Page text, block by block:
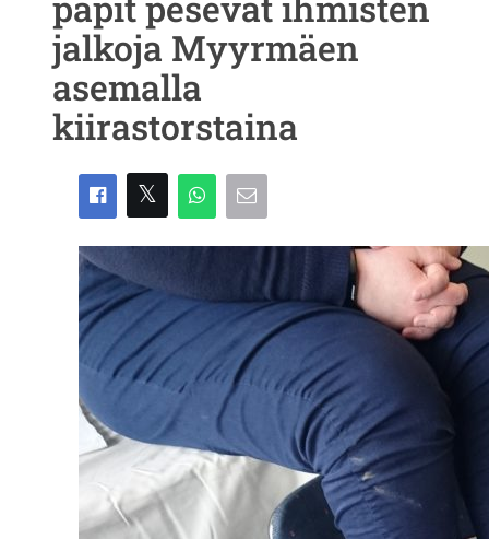
jalkoja Myyrmäen
asemalla
kiirastorstaina